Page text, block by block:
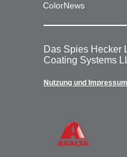
ColorNews
Das Spies Hecker
Coating Systems
Nutzung und Impressum